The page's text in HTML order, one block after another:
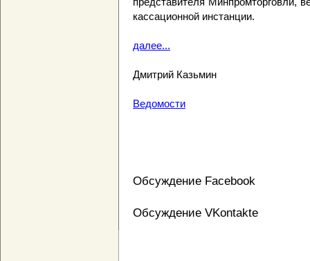
кассационной инстанции.
далее...
Дмитрий Казьмин
Ведомости
Обсуждение Facebook
Обсуждение VKontakte